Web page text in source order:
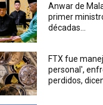
Anwar de
primer
décadas...
FTX fue
personal',
perdidos,